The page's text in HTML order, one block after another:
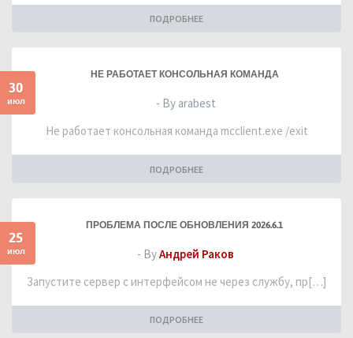
ПОДРОБНЕЕ
30
июл
НЕ РАБОТАЕТ КОНСОЛЬНАЯ КОМАНДА
- By arabest
Не работает консольная команда mcclient.exe /exit
ПОДРОБНЕЕ
25
июл
ПРОБЛЕМА ПОСЛЕ ОБНОВЛЕНИЯ 2026.6.1
- ByАндрей Раков
Запустите сервер с интерфейсом не через службу, пр[…]
ПОДРОБНЕЕ